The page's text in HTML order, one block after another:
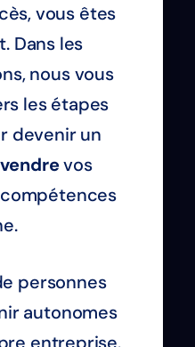
vous êtes
Dans les
nous vous
les étapes
devenir un
vendrevos
personnes
autonomes